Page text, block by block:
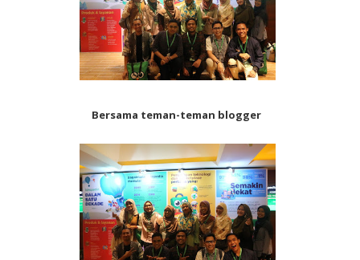
Bersama teman-teman blogger